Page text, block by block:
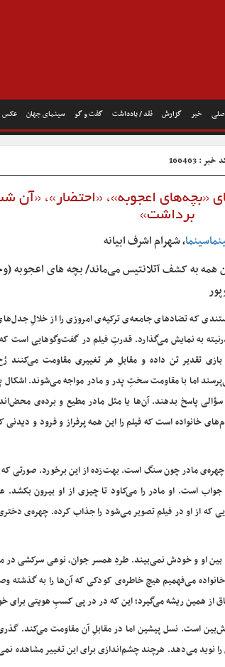
خبر گزارش نقد / یادداشت گفت و گو سینمای جهان عکس
خبر : 166463
«بچه‌های اعجوبه»، «احتضار»، «آن
برداشت»
، شهرام اشرف ابیانه
همه به کشف آتلانتیس می‌ماند/بچه های اعجوبه
که تضادهای جامعه‌ی ترکیه‌ی امروزی را از خلالِ
به نمایش می‌گذارد. قدرتِ فیلم در گفت‌و‌گوهایی است
بازی تقدیر تن داده و مقابلِ هر تغییری مقاومت می‌کنند
اما با مقاومت سختِ پدر و مادر مواجه می‌شوند. اشکال
سؤالی پاسخ بدهند. آن‌ها یا مثل مادر مطیع و برده‌ی
خانواده است که فیلم را این همه پرفراز و فرود و دیدنی
مادر چون سنگ است. بهت‌زده از این برخورد. صورتی
است. او مادر را می‌کاود تا چیزی از او بیرون
از او در فیلم تصویر می‌شود را جذاب کرده. چهره‌ی
بین او و خودش نمی‌بیند. طردِ همسر جوان، نوعی سرکشی
می‌فهمیم هیچ خاطره‌ی کودکی که آن‌ها را به گذشته
از همین ریشه می‌گیرد؛ این‌ که در در پی کسبِ هویتی برای
است. نسل پیشین اما در مقابلِ آن مقاومت می‌کند.
نوید می‌دهد. هرچند چشم‌اندازی برای این تغییر مشاهده